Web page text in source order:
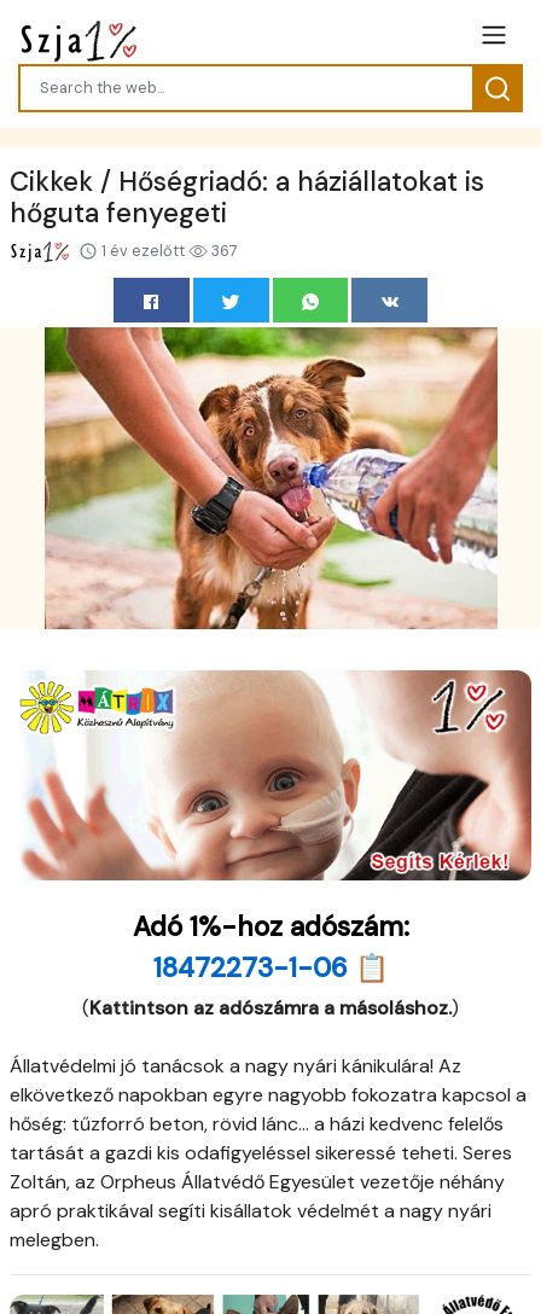
Cikkek / Hőségriadó: a háziállatokat is
hőguta fenyegeti
1 év ezelőtt 367
Adó 1%-hoz adószám:
18472273-1-06 📋
(Kattintson az adószámra a másoláshoz.)
Állatvédelmi jó tanácsok a nagy nyári kánikulára! Az
elkövetkező napokban egyre nagyobb fokozatra kapcsol a
hőség: tűzforró beton, rövid lánc... a házi kedvenc felelős
tartását a gazdi kis odafigyeléssel sikeressé teheti. Seres
Zoltán, az Orpheus Állatvédő Egyesület vezetője néhány
apró praktikával segíti kisállatok védelmét a nagy nyári
melegben.